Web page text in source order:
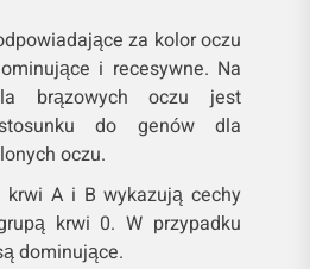
za kolor oczu
i recesywne. Na
brązowych oczu jest
do genów dla
oczu.
krwi A i B wykazują cechy
krwi 0. W przypadku
dominujące.